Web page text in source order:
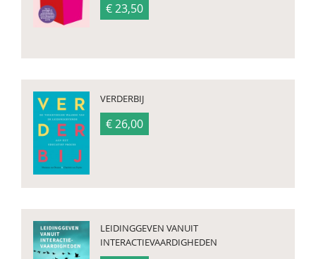
€ 23,50
VERDERBIJ
€ 26,00
LEIDINGGEVEN VANUIT
INTERACTIEVAARDIGHEDEN